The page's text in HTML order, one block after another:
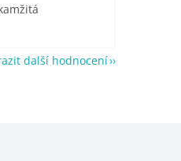
další hodnocení